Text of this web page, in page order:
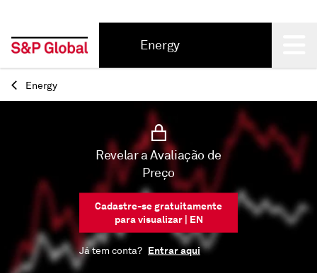
Energy
Back
Energy
Revelar a Avaliação de
Preço
Cadastre-se gratuitamente
para visualizar | EN
Já tem conta? Entrar aqui